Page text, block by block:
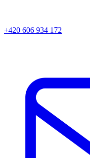
+420 606 934 172